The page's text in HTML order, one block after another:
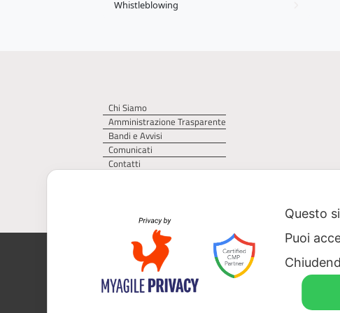
Whistleblowing
Chi Siamo
Amministrazione Trasparente
Bandi e Avvisi
Comunicati
Contatti
AGER – Agenzia Territoriale della
CF
Questo
Puoi